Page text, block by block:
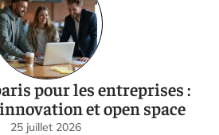
pour les entreprises :
et open space
25 juillet 2026